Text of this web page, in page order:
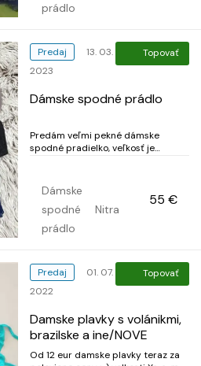
prádlo
Predaj
13. 03.
2023
Topovať
Dámske spodné prádlo
Predám veľmi pekné dámske
spodné pradielko, veľkosť je
stav, viac informácií mailom Dohoda
možná
Dámske
spodné
prádlo
Nitra
55 €
Predaj
01. 07.
2022
Topovať
Damske plavky s volánikmi,
brazilske a ine/NOVE
Od 12 eur damske plavky teraz za